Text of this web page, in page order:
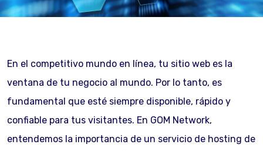
En el competitivo mundo en línea, tu sitio web es la
ventana de tu negocio al mundo. Por lo tanto, es
fundamental que esté siempre disponible, rápido y
confiable para tus visitantes. En GOM Network,
entendemos la importancia de un servicio de hosting de